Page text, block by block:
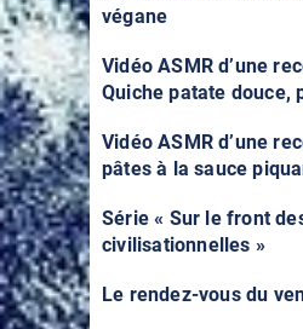
végane
Vidéo ASMR d’une
Quiche patate douce,
Vidéo ASMR d’une
pâtes à la sauce
Série « Sur le front
civilisationnelles »
Le rendez-vous du